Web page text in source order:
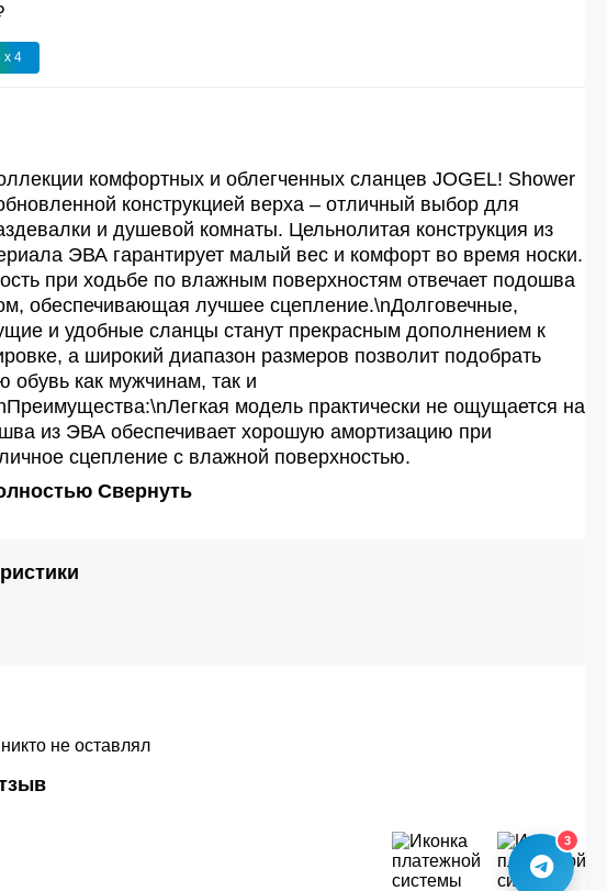
рублей.
x 4
комфортных и облегченных сланцев JOGEL! Shower
конструкцией верха – отличный выбор для
и душевой комнаты. Цельнолитая конструкция из
ЭВА гарантирует малый вес и комфорт во время носки.
при ходьбе по влажным поверхностям отвечает подошва
обеспечивающая лучшее сцепление.\nДолговечные,
и удобные сланцы станут прекрасным дополнением к
а широкий диапазон размеров позволит подобрать
обувь как мужчинам, так и
модель практически не ощущается на
из ЭВА обеспечивает хорошую амортизацию при
сцепление с влажной поверхностью.
Свернуть
не оставлял
3